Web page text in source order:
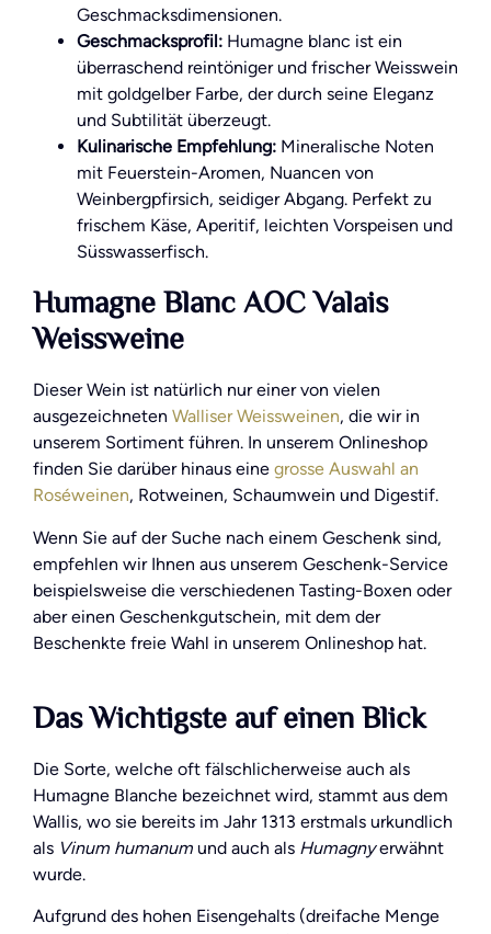
Geschmacksdimensionen.
Geschmacksprofil: Humagne blanc ist ein
überraschend reintöniger und frischer Weisswein
mit goldgelber Farbe, der durch seine Eleganz
und Subtilität überzeugt.
Kulinarische Empfehlung: Mineralische Noten
mit Feuerstein-Aromen, Nuancen von
Weinbergpfirsich, seidiger Abgang. Perfekt zu
frischem Käse, Aperitif, leichten Vorspeisen und
Süsswasserfisch.
Humagne Blanc AOC Valais
Weissweine
Dieser Wein ist natürlich nur einer von vielen
ausgezeichneten Walliser Weissweinen, die wir in
unserem Sortiment führen. In unserem Onlineshop
finden Sie darüber hinaus eine grosse Auswahl an
Roséweinen, Rotweinen, Schaumwein und Digestif.
Wenn Sie auf der Suche nach einem Geschenk sind,
empfehlen wir Ihnen aus unserem Geschenk-Service
beispielsweise die verschiedenen Tasting-Boxen oder
aber einen Geschenkgutschein, mit dem der
Beschenkte freie Wahl in unserem Onlineshop hat.
Das Wichtigste auf einen Blick
Die Sorte, welche oft fälschlicherweise auch als
Humagne Blanche bezeichnet wird, stammt aus dem
Wallis, wo sie bereits im Jahr 1313 erstmals urkundlich
als Vinum humanum und auch als Humagnyerwähnt
wurde.
Aufgrund des hohen Eisengehalts (dreifache Menge